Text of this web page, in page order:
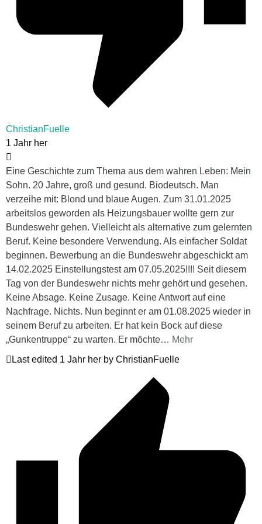
ChristianFuelle
1 Jahr her
Eine Geschichte zum Thema aus dem wahren Leben: Mein
Sohn. 20 Jahre, groß und gesund. Biodeutsch. Man
verzeihe mit: Blond und blaue Augen. Zum 31.01.2025
arbeitslos geworden als Heizungsbauer wollte gern zur
Bundeswehr gehen. Vielleicht als alternative zum gelernten
Beruf. Keine besondere Verwendung. Als einfacher Soldat
beginnen. Bewerbung an die Bundeswehr abgeschickt am
14.02.2025 Einstellungstest am 07.05.2025!!!! Seit diesem
Tag von der Bundeswehr nichts mehr gehört und gesehen.
Keine Absage. Keine Zusage. Keine Antwort auf eine
Nachfrage. Nichts. Nun beginnt er am 01.08.2025 wieder in
seinem Beruf zu arbeiten. Er hat kein Bock auf diese
„Gunkentruppe“ zu warten. Er möchte… Mehr
Last edited 1 Jahr her by ChristianFuelle